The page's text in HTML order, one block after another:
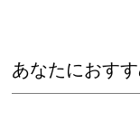
Staff
Style
あなたにおす